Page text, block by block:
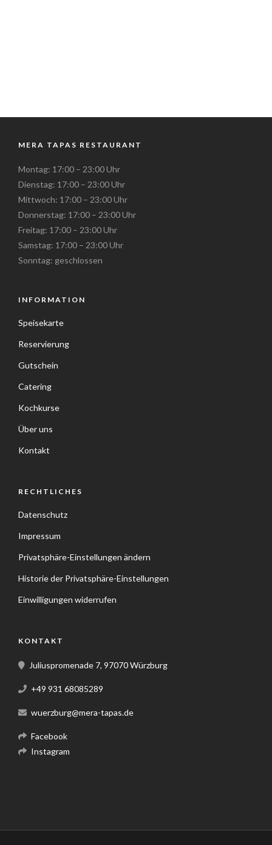
MERA TAPAS RESTAURANT
Montag: 17:00 – 23:00 Uhr
Dienstag: 17:00 – 23:00 Uhr
Mittwoch: 17:00 – 23:00 Uhr
Donnerstag: 17:00 – 23:00 Uhr
Freitag: 17:00 – 23:00 Uhr
Samstag: 17:00 – 23:00 Uhr
Sonntag: geschlossen
INFORMATION
Speisekarte
Reservierung
Gutschein
Catering
Kochkurse
Über uns
Kontakt
RECHTLICHES
Datenschutz
Impressum
Privatsphäre-Einstellungen ändern
Historie der Privatsphäre-Einstellungen
Einwilligungen widerrufen
KONTAKT
Juliuspromenade 7, 97070 Würzburg
+49 931 68085289
wuerzburg@mera-tapas.de
Facebook
Instagram